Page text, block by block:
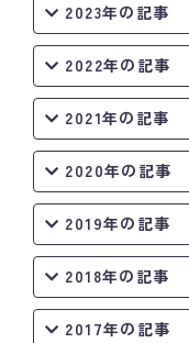
2023年の記事
2022年の記事
2021年の記事
2020年の記事
2019年の記事
2018年の記事
2017年の記事